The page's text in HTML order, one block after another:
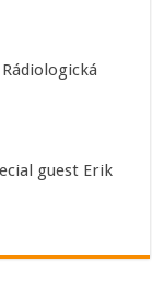
guest Erik